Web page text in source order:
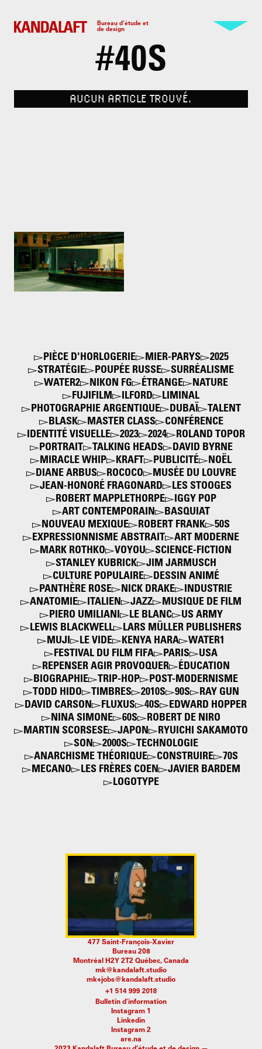
Bureau d’étude et
de design
#40S
AUCUN ARTICLE TROUVÉ.
Edward Hopper.
Nighthawks
1942
PIÈCE D'HORLOGERIE MIER-PARYS
2025
STRATÉGIE
POUPÉE RUSSE
SURRÉALISME
WATER2
NIKON FG ÉTRANGE
NATURE
FUJIFILM
ILFORD
LIMINAL
PHOTOGRAPHIE ARGENTIQUE
DUBAÏ
TALENT
BLASK
MASTER CLASS
CONFÉRENCE
IDENTITÉ VISUELLE
2023 2024
ROLAND TOPOR
PORTRAIT
TALKING HEADS
DAVID BYRNE
MIRACLE WHIP
KRAFT PUBLICITÉ
NOËL
DIANE ARBUS
ROCOCO
MUSÉE DU LOUVRE
JEAN-HONORÉ FRAGONARD
LES STOOGES
ROBERT MAPPLETHORPE
IGGY POP
ART CONTEMPORAIN
BASQUIAT
NOUVEAU MEXIQUE
ROBERT FRANK
50S
EXPRESSIONNISME ABSTRAIT
ART MODERNE
MARK ROTHKO
VOYOU
SCIENCE-FICTION
STANLEY KUBRICK
JIM JARMUSCH
CULTURE POPULAIRE
DESSIN ANIMÉ
PANTHÈRE ROSE
NICK DRAKE
INDUSTRIE
ANATOMIE
ITALIEN JAZZ
MUSIQUE DE FILM
PIERO UMILIANI
LE BLANC
US ARMY
LEWIS BLACKWELL
LARS MÜLLER PUBLISHERS
MUJI
LE VIDE KENYA HARA
WATER1
FESTIVAL DU FILM FIFA
PARIS
USA
REPENSER AGIR PROVOQUER
ÉDUCATION
BIOGRAPHIE
TRIP-HOP
POST-MODERNISME
TODD HIDO
TIMBRES 2010S 90S
RAY GUN
DAVID CARSON
FLUXUS 40S
EDWARD HOPPER
NINA SIMONE
60S
ROBERT DE NIRO
MARTIN SCORSESE
JAPON
RYUICHI SAKAMOTO
SON
2000S
TECHNOLOGIE
ANARCHISME THÉORIQUE
CONSTRUIRE
70S
MECANO
LES FRÈRES COEN
JAVIER BARDEM
LOGOTYPE
477 Saint-François-Xavier
Bureau 208
Montréal H2Y 2T2 Québec, Canada
mk@kandalaft.studio
mk+jobs@kandalaft.studio
Bulletin d'information
Instagram 1
Linkedin
Instagram 2
are.na